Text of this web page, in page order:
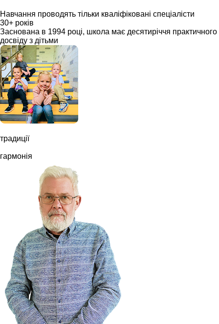
Навчання проводять тільки кваліфіковані спеціалісти
30+ років
Заснована в 1994 році, школа має десятиріччя практичного
досвіду з дітьми
традиції
гармонія